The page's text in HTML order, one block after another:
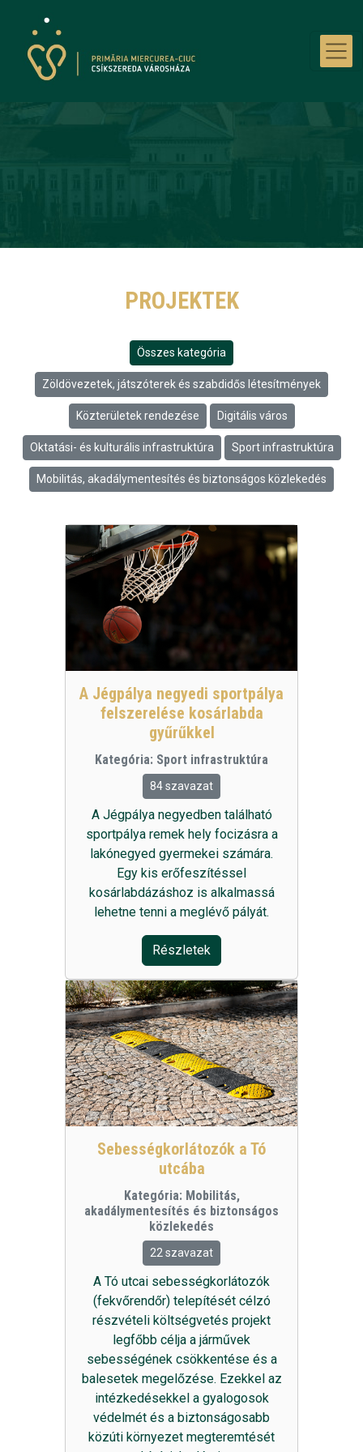
PROJEKTEK
Összes kategória
Zöldövezetek, játszóterek és szabdidős létesítmények
Közterületek rendezése Digitális város
Oktatási- és kulturális infrastruktúra Sport infrastruktúra
Mobilitás, akadálymentesítés és biztonságos közlekedés
A Jégpálya negyedi sportpálya
felszerelése kosárlabda
gyűrűkkel
Kategória: Sport infrastruktúra
84 szavazat
A Jégpálya negyedben található
sportpálya remek hely focizásra a
lakónegyed gyermekei számára.
Egy kis erőfeszítéssel
kosárlabdázáshoz is alkalmassá
lehetne tenni a meglévő pályát.
Részletek
Sebességkorlátozók a Tó
utcába
Kategória: Mobilitás,
akadálymentesítés és biztonságos
közlekedés
22 szavazat
A Tó utcai sebességkorlátozók
(fekvőrendőr) telepítését célzó
részvételi költségvetés projekt
legfőbb célja a járművek
sebességének csökkentése és a
balesetek megelőzése. Ezekkel az
intézkedésekkel a gyalogosok
védelmét és a biztonságosabb
közúti környezet megteremtését